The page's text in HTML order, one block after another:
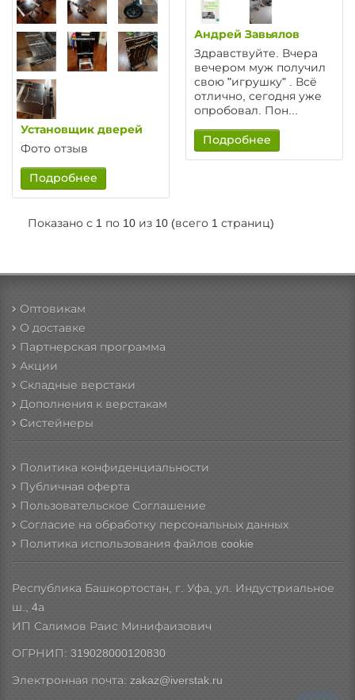
Установщик дверей
Фото отзыв
Подробнее
Андрей Завьялов
Здравствуйте. Вчера
вечером муж получил
свою "игрушку" . Всё
отлично, сегодня уже
опробовал. Пон...
Подробнее
Показано с 1 по 10 из 10 (всего 1 страниц)
Оптовикам
О доставке
Партнерская программа
Акции
Складные верстаки
Дополнения к верстакам
Cистейнеры
Политика конфиденциальности
Публичная оферта
Пользовательское Соглашение
Согласие на обработку персональных данных
Политика использования файлов cookie
Республика Башкортостан, г. Уфа, ул. Индустриальное
ш., 4а
ИП Салимов Раис Минифаизович
ОГРНИП: 319028000120830
Электронная почта: zakaz@iverstak.ru